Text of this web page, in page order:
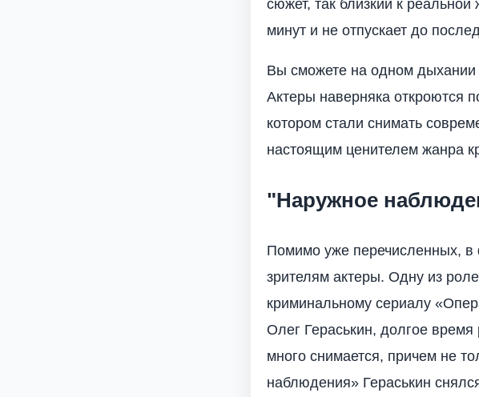
сюжет, так близкий к
минут и не отпускает до
Вы сможете на одном
Актеры наверняка откроются
котором стали снимать
настоящим ценителем жанра
"Наружное
Помимо уже перечисленных, в
зрителям актеры. Одну из
криминальному сериалу
Олег Гераськин, долгое
много снимается, причем не
наблюдения» Гераськин